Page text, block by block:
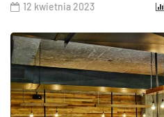
12 kwietnia 2023